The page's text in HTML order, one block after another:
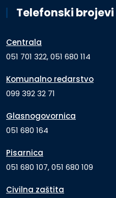
Telefonski brojevi
Centrala
051 701 322, 051 680 114
Komunalno redarstvo
099 392 32 71
Glasnogovornica
051 680 164
Pisarnica
051 680 107, 051 680 109
Civilna zaštita